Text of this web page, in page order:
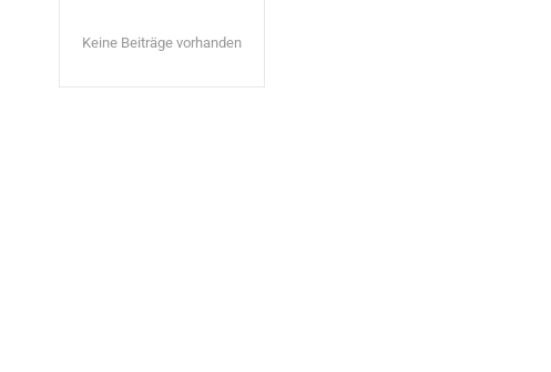
Keine Beiträge vorhanden